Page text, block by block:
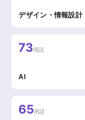
デザイン・情報設計
73用語
AI
65用語